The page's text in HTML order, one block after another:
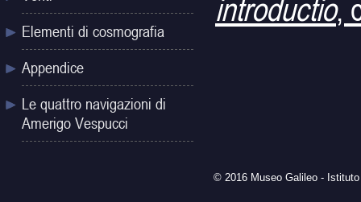
Elementi di cosmografia
Appendice
Le quattro navigazioni di
Amerigo Vespucci
introductio,
© 2016 Museo Galileo - Istituto